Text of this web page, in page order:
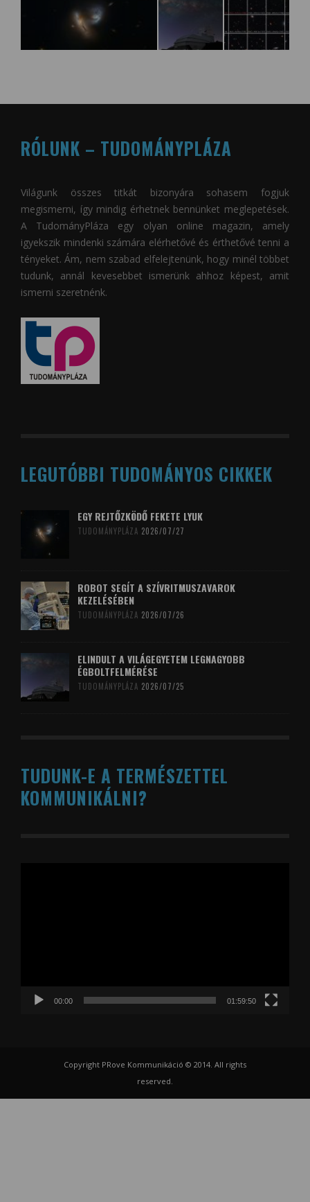
RÓLUNK – TUDOMÁNYPLÁZA
Világunk összes titkát bizonyára sohasem fogjuk
megismerni, így mindig érhetnek bennünket meglepetések.
A TudományPláza egy olyan online magazin, amely
igyekszik mindenki számára elérhetővé és érthetővé tenni a
tényeket. Ám, nem szabad elfelejtenünk, hogy minél többet
tudunk, annál kevesebbet ismerünk ahhoz képest, amit
ismerni szeretnénk.
LEGUTÓBBI TUDOMÁNYOS CIKKEK
EGY REJTŐZKÖDŐ FEKETE LYUK
TUDOMÁNYPLÁZA 2026/07/27
ROBOT SEGÍT A SZÍVRITMUSZAVAROK
KEZELÉSÉBEN
TUDOMÁNYPLÁZA 2026/07/26
ELINDULT A VILÁGEGYETEM LEGNAGYOBB
ÉGBOLTFELMÉRÉSE
TUDOMÁNYPLÁZA 2026/07/25
TUDUNK-E A TERMÉSZETTEL
KOMMUNIKÁLNI?
00:00 01:59:50
Copyright PRove Kommunikáció © 2014. All rights
reserved.